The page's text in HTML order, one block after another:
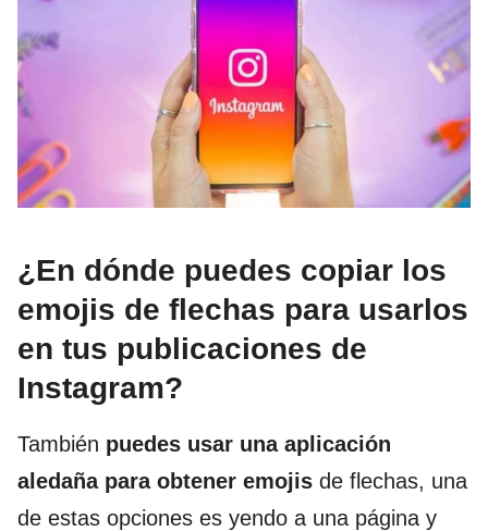
¿En dónde puedes copiar los
emojis de flechas para usarlos
en tus publicaciones de
Instagram?
También puedes usar una aplicación
aledaña para obtener emojis de flechas, una
de estas opciones es yendo a una página y